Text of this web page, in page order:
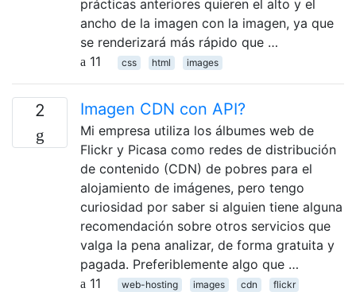
prácticas anteriores quieren el alto y el
ancho de la imagen con la imagen, ya que
se renderizará más rápido que …
11
css html images
2 Imagen CDN con API?
Mi empresa utiliza los álbumes web de
Flickr y Picasa como redes de distribución
de contenido (CDN) de pobres para el
alojamiento de imágenes, pero tengo
curiosidad por saber si alguien tiene alguna
recomendación sobre otros servicios que
valga la pena analizar, de forma gratuita y
pagada. Preferiblemente algo que …
11
web-hosting images cdn flickr